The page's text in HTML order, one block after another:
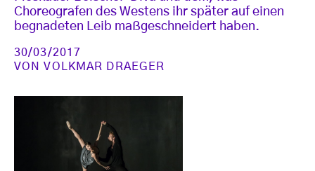
Choreografen des Westens ihr später auf einen
begnadeten Leib maßgeschneidert haben.
30/03/2017
VONVOLKMAR DRAEGER